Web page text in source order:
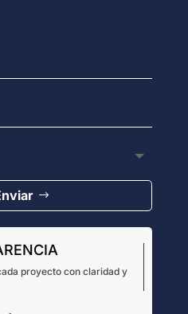
proyecto con claridad y